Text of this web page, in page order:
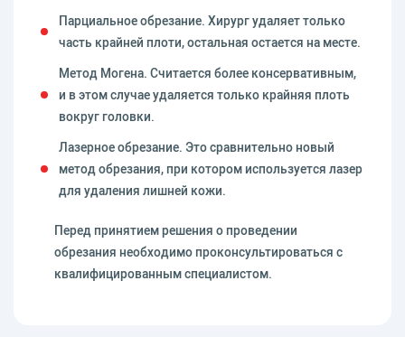
Парциальное обрезание. Хирург удаляет только
часть крайней плоти, остальная остается на месте.
Метод Могена. Считается более консервативным,
и в этом случае удаляется только крайняя плоть
вокруг головки.
Лазерное обрезание. Это сравнительно новый
метод обрезания, при котором используется лазер
для удаления лишней кожи.
Перед принятием решения о проведении
обрезания необходимо проконсультироваться с
квалифицированным специалистом.